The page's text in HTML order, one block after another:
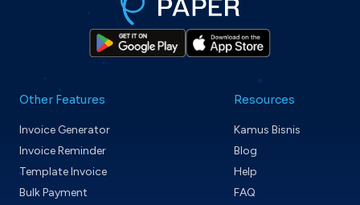
Other Features
Invoice Generator
Invoice Reminder
Template Invoice
Bulk Payment
Resources
Kamus Bisnis
Blog
Help
FAQ